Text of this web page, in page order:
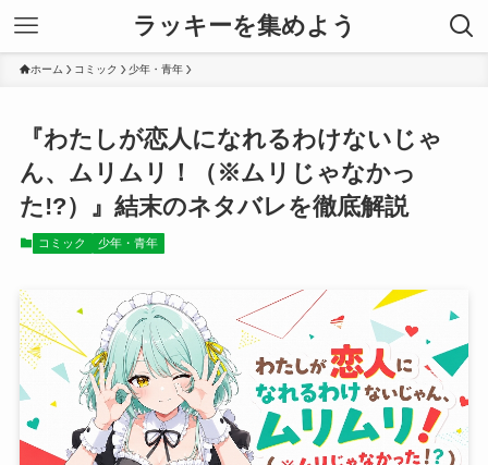
ラッキーを集めよう
ホーム コミック 少年・青年
『わたしが恋人になれるわけないじゃ
ん、ムリムリ！（※ムリじゃなかっ
た!?）』結末のネタバレを徹底解説
コミック 少年・青年